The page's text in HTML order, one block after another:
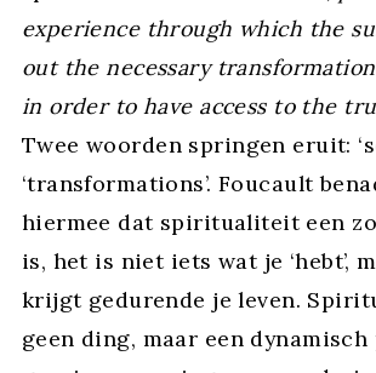
experience through which the
out the necessary
in order to have access to the
Twee woorden springen eruit:
‘transformations’. Foucault
hiermee dat spiritualiteit een
is, het is niet iets wat je ‘hebt’,
krijgt gedurende je leven.
geen ding, maar een dynamisch